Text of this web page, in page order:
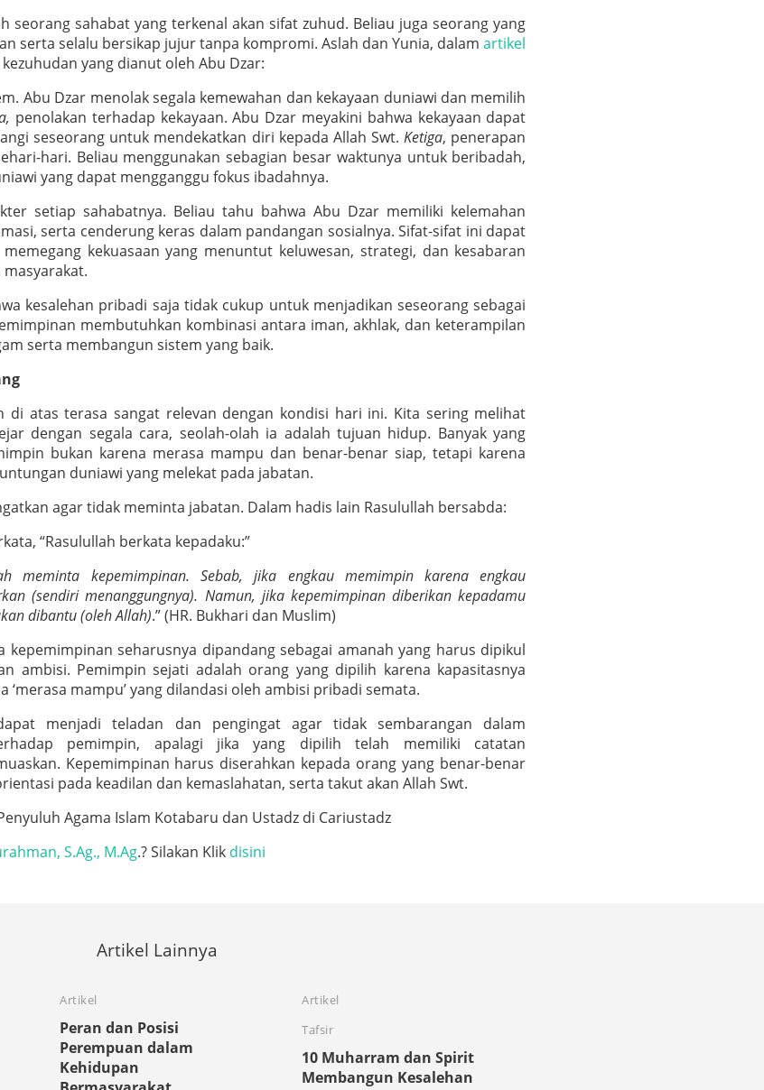
seorang sahabat yang terkenal akan sifat zuhud. Beliau juga seorang yang
serta selalu bersikap jujur tanpa kompromi. Aslah dan Yunia, dalamartikel
yang dianut oleh Abu Dzar:
Abu Dzar menolak segala kemewahan dan kekayaan duniawi dan memilih
penolakan terhadap kekayaan. Abu Dzar meyakini bahwa kekayaan dapat
seseorang untuk mendekatkan diri kepada Allah Swt.Ketiga, penerapan
hari. Beliau menggunakan sebagian besar waktunya untuk beribadah,
yang dapat mengganggu fokus ibadahnya.
setiap sahabatnya. Beliau tahu bahwa Abu Dzar memiliki kelemahan
serta cenderung keras dalam pandangan sosialnya. Sifat-sifat ini dapat
kekuasaan yang menuntut keluwesan, strategi, dan kesabaran
kesalehan pribadi saja tidak cukup untuk menjadikan seseorang sebagai
membutuhkan kombinasi antara iman, akhlak, dan keterampilan
serta membangun sistem yang baik.
di atas terasa sangat relevan dengan kondisi hari ini. Kita sering melihat
dengan segala cara, seolah-olah ia adalah tujuan hidup. Banyak yang
bukan karena merasa mampu dan benar-benar siap, tetapi karena
duniawi yang melekat pada jabatan.
agar tidak meminta jabatan. Dalam hadis lain Rasulullah bersabda:
“Rasulullah berkata kepadaku:”
meminta kepemimpinan. Sebab, jika engkau memimpin karena engkau
(sendiri menanggungnya). Namun, jika kepemimpinan diberikan kepadamu
dibantu (oleh Allah).” (HR. Bukhari dan Muslim)
kepemimpinan seharusnya dipandang sebagai amanah yang harus dipikul
ambisi. Pemimpin sejati adalah orang yang dipilih karena kapasitasnya
‘merasa mampu’ yang dilandasi oleh ambisi pribadi semata.
menjadi teladan dan pengingat agar tidak sembarangan dalam
pemimpin, apalagi jika yang dipilih telah memiliki catatan
Kepemimpinan harus diserahkan kepada orang yang benar-benar
pada keadilan dan kemaslahatan, serta takut akan Allah Swt.
Agama Islam Kotabaru dan Ustadz di Cariustadz
S.Ag., M.Ag.? Silakan Klik disini
Artikel Lainnya
Artikel
Peran dan Posisi
Perempuan dalam
Kehidupan
Artikel
Tafsir
10 Muharram dan Spirit
Membangun Kesalehan